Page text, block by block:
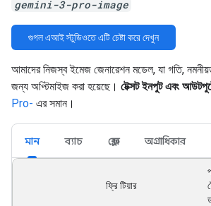
gemini-3-pro-image
গুগল এআই স্টুডিওতে এটি চেষ্টা করে দেখুন
আমাদের নিজস্ব ইমেজ জেনারেশন মডেল, যা গতি,
জন্য অপ্টিমাইজ করা হয়েছে। টেক্সট ইনপুট এবং
Pro- এর সমান।
মান ব্যাচ ফ্লেক্স অগ্রাধিকার
ফ্রি টিয়ার